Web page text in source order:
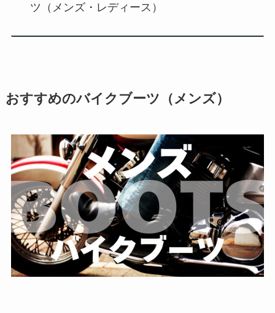
ツ（メンズ・レディース）
おすすめのバイクブーツ（メンズ）